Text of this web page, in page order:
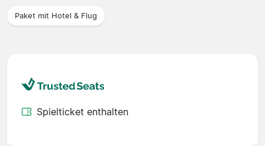
Paket mit Hotel & Flug
Spielticket enthalten